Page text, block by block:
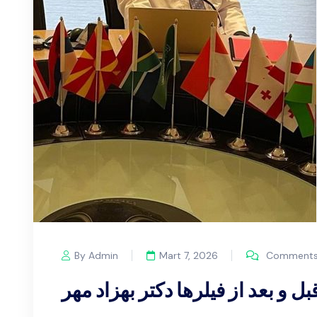
By Admin Mart 7, 2026
و بعد از فیلرها دکتر بهزاد مهر